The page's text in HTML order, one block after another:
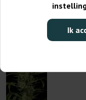
Ik